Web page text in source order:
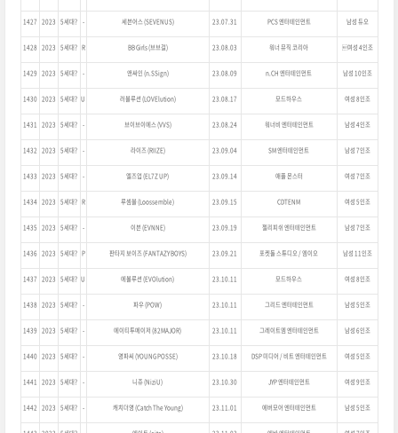
1427 2023 5세대? - 세븐어스 (SEVENUS) 23.07.31 PCS 엔터테인먼트 남성 듀오
1428 2023 5세대? R BB Girls (브브걸) 23.08.03 워너 뮤직 코리아 여성 4인조
1429 2023 5세대? - 앤싸인 (n.SSign) 23.08.09 n.CH 엔터테인먼트 남성 10인조
1430 2023 5세대? U 러블루션 (LOVElution) 23.08.17 모드하우스 여성 8인조
1431 2023 5세대? - 브이브이에스 (VVS) 23.08.24 워너비 엔터테인먼트 남성 4인조
1432 2023 5세대? - 라이즈 (RIIZE) 23.09.04 SM 엔터테인먼트 남성 7인조
1433 2023 5세대? - 엘즈업 (EL7Z UP) 23.09.14 애플 몬스터 여성 7인조
1434 2023 5세대? R 루셈블 (Loossemble) 23.09.15 CDTENM 여성 5인조
1435 2023 5세대? - 이븐 (EVNNE) 23.09.19 젤리피쉬 엔터테인먼트 남성 7인조
1436 2023 5세대? P 판타지 보이즈 (FANTAZY BOYS) 23.09.21 포켓돌 스튜디오 / 엠이오 남성 11인조
1437 2023 5세대? U 에볼루션 (EVOlution) 23.10.11 모드하우스 여성 8인조
1438 2023 5세대? - 파우 (POW) 23.10.11 그리드 엔터테인먼트 남성 5인조
1439 2023 5세대? - 에이티투메이저 (82MAJOR) 23.10.11 그레이트엠 엔터테인먼트 남성 6인조
1440 2023 5세대? - 영파씨 (YOUNG POSSE) 23.10.18 DSP 미디어 / 비트 엔터테인먼트 여성 5인조
1441 2023 5세대? - 니쥬 (NiziU) 23.10.30 JYP 엔터테인먼트 여성 9인조
1442 2023 5세대? - 캐치더영 (Catch The Young) 23.11.01 에버모어 엔터테인먼트 남성 5인조